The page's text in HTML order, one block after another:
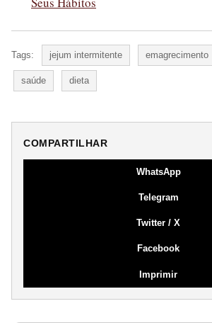
Tags: jejum intermitente emagrecimento
saúde dieta
COMPARTILHAR
WhatsApp
Telegram
Twitter / X
Facebook
Imprimir